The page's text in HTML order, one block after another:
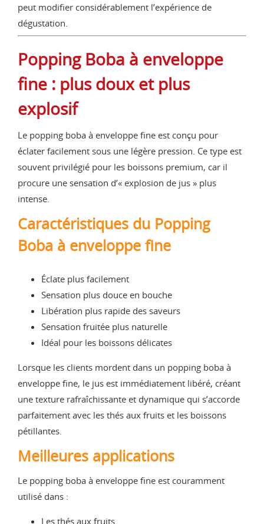
peut modifier considérablement l’expérience de
dégustation.
Popping Boba à enveloppe
fine : plus doux et plus
explosif
Le popping boba à enveloppe fine est conçu pour
éclater facilement sous une légère pression. Ce type est
souvent privilégié pour les boissons premium, car il
procure une sensation d’« explosion de jus » plus
intense.
Caractéristiques du Popping
Boba à enveloppe fine
Éclate plus facilement
Sensation plus douce en bouche
Libération plus rapide des saveurs
Sensation fruitée plus naturelle
Idéal pour les boissons délicates
Lorsque les clients mordent dans un popping boba à
enveloppe fine, le jus est immédiatement libéré, créant
une texture rafraîchissante et dynamique qui s’accorde
parfaitement avec les thés aux fruits et les boissons
pétillantes.
Meilleures applications
Le popping boba à enveloppe fine est couramment
utilisé dans :
Les thés aux fruits